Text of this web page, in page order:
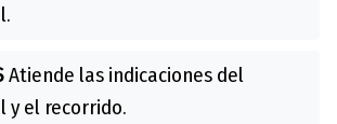
Atiende las indicaciones del
y el recorrido.